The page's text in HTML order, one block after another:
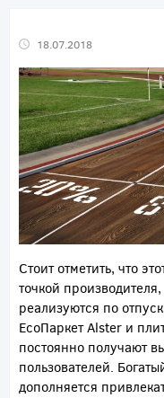
18.07.2018
Стоит отметить, что
точкой
реализуются по
EcoПаркет Alster и
постоянно получают
пользователей.
дополняется